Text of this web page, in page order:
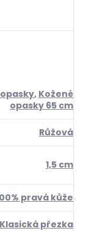
, Kožené
opasky 65 cm
Růžová
1,5 cm
pravá kůže
Klasická přezka